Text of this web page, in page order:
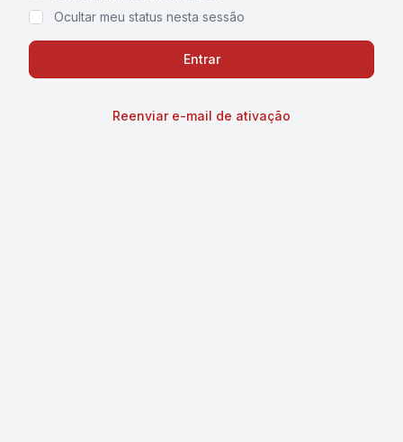
Ocultar meu status nesta sessão
Reenviar e-mail de ativação